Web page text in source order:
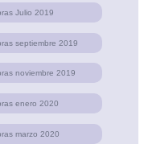
Julio 2019
septiembre 2019
noviembre 2019
enero 2020
marzo 2020